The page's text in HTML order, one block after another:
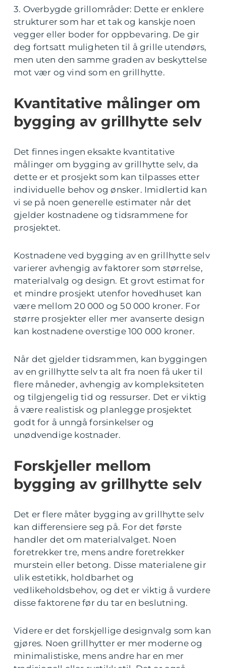
3. Overbygde grillområder: Dette er enklere
strukturer som har et tak og kanskje noen
vegger eller boder for oppbevaring. De gir
deg fortsatt muligheten til å grille utendørs,
men uten den samme graden av beskyttelse
mot vær og vind som en grillhytte.
Kvantitative målinger om
bygging av grillhytte selv
Det finnes ingen eksakte kvantitative
målinger om bygging av grillhytte selv, da
dette er et prosjekt som kan tilpasses etter
individuelle behov og ønsker. Imidlertid kan
vi se på noen generelle estimater når det
gjelder kostnadene og tidsrammene for
prosjektet.
Kostnadene ved bygging av en grillhytte selv
varierer avhengig av faktorer som størrelse,
materialvalg og design. Et grovt estimat for
et mindre prosjekt utenfor hovedhuset kan
være mellom 20 000 og 50 000 kroner. For
større prosjekter eller mer avanserte design
kan kostnadene overstige 100 000 kroner.
Når det gjelder tidsrammen, kan byggingen
av en grillhytte selv ta alt fra noen få uker til
flere måneder, avhengig av kompleksiteten
og tilgjengelig tid og ressurser. Det er viktig
å være realistisk og planlegge prosjektet
godt for å unngå forsinkelser og
unødvendige kostnader.
Forskjeller mellom
bygging av grillhytte selv
Det er flere måter bygging av grillhytte selv
kan differensiere seg på. For det første
handler det om materialvalget. Noen
foretrekker tre, mens andre foretrekker
murstein eller betong. Disse materialene gir
ulik estetikk, holdbarhet og
vedlikeholdsbehov, og det er viktig å vurdere
disse faktorene før du tar en beslutning.
Videre er det forskjellige designvalg som kan
gjøres. Noen grillhytter er mer moderne og
minimalistiske, mens andre har en mer